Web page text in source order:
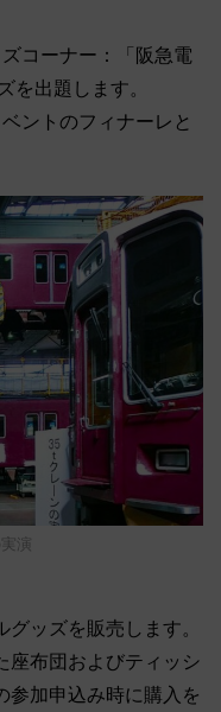
コーナー：「阪急電
を出題します。
ントのフィナーレと
演
ッズを販売します。
布団およびティッシ
参加申込み時に購入を